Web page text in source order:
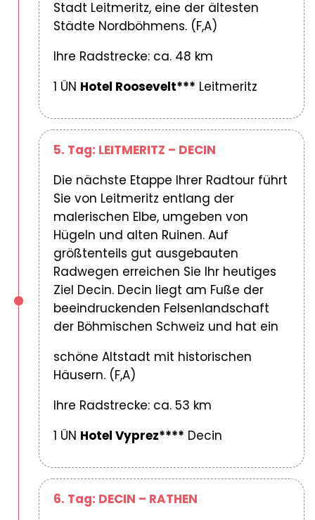
Stadt Leitmeritz, eine der ältesten
Städte Nordböhmens. (F,A)
Ihre Radstrecke: ca. 48 km
1 ÜN Hotel Roosevelt*** Leitmeritz
5. Tag: LEITMERITZ – DECIN
Die nächste Etappe Ihrer Radtour führt
Sie von Leitmeritz entlang der
malerischen Elbe, umgeben von
Hügeln und alten Ruinen. Auf
größtenteils gut ausgebauten
Radwegen erreichen Sie Ihr heutiges
Ziel Decin. Decin liegt am Fuße der
beeindruckenden Felsenlandschaft
der Böhmischen Schweiz und hat ein
schöne Altstadt mit historischen
Häusern. (F,A)
Ihre Radstrecke: ca. 53 km
1 ÜN Hotel Vyprez**** Decin
6. Tag: DECIN – RATHEN